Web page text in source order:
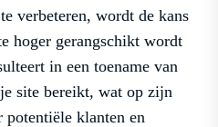
verbeteren, wordt de kans
hoger gerangschikt wordt
in een toename van
site bereikt, wat op zijn
potentiële klanten en